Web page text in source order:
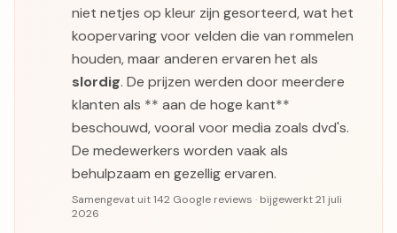
niet netjes op kleur zijn gesorteerd, wat het
koopervaring voor velden die van rommelen
houden, maar anderen ervaren het als
slordig. De prijzen werden door meerdere
klanten als ** aan de hoge kant**
beschouwd, vooral voor media zoals dvd's.
De medewerkers worden vaak als
behulpzaam en gezellig ervaren.
Samengevat uit 142 Google reviews · bijgewerkt 21 juli
2026